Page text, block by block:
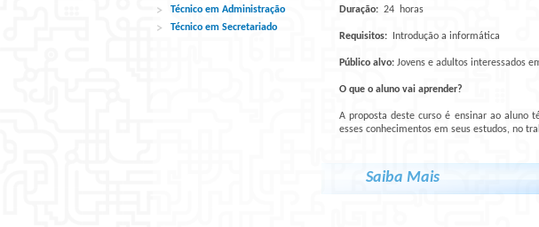
Técnico em Administração
Técnico em Secretariado
Duração: 24 horas
Requisitos: Introdução a informática
Público alvo: Jovens e adultos interessados
O que o aluno vai aprender?
A proposta deste curso é ensinar ao aluno
esses conhecimentos em seus estudos, no
Saiba Mais